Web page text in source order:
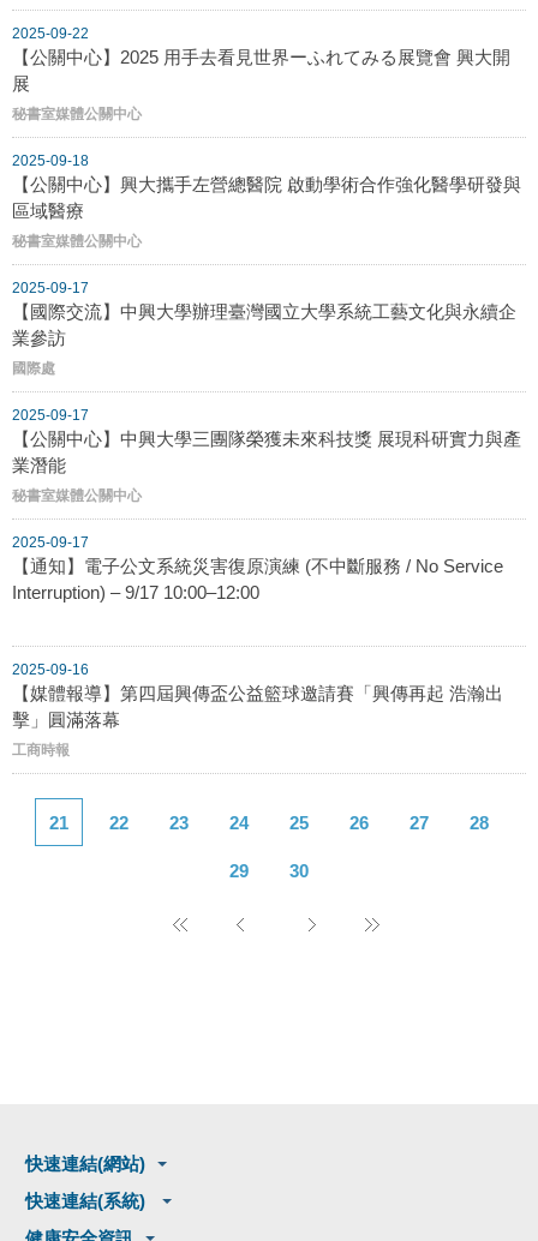
2025-09-22
【公關中心】2025 用手去看見世界ーふれてみる展覽會 興大開
展
秘書室媒體公關中心
2025-09-18
【公關中心】興大攜手左營總醫院 啟動學術合作強化醫學研發與
區域醫療
秘書室媒體公關中心
2025-09-17
【國際交流】中興大學辦理臺灣國立大學系統工藝文化與永續企
業參訪
國際處
2025-09-17
【公關中心】中興大學三團隊榮獲未來科技獎 展現科研實力與產
業潛能
秘書室媒體公關中心
2025-09-17
【通知】電子公文系統災害復原演練 (不中斷服務 / No Service
Interruption) – 9/17 10:00–12:00
2025-09-16
【媒體報導】第四屆興傳盃公益籃球邀請賽「興傳再起 浩瀚出
擊」圓滿落幕
工商時報
21 22 23 24 25 26 27 28
29 30
快速連結(網站)
快速連結(系統)